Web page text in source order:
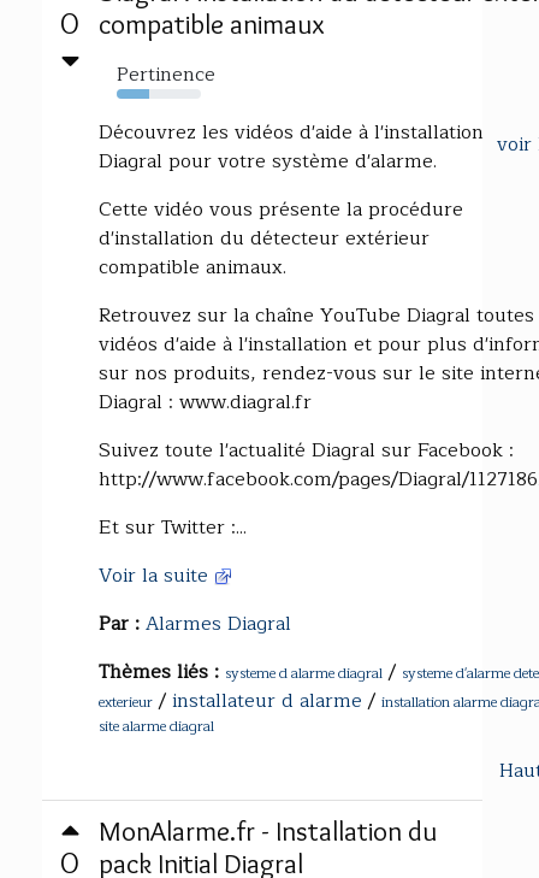
0
compatible animaux
Pertinence
39%
voir
Découvrez les vidéos d'aide à l'installation
Diagral pour votre système d'alarme.
Cette vidéo vous présente la procédure
d'installation du détecteur extérieur
compatible animaux.
Retrouvez sur la chaîne YouTube Diagral
vidéos d'aide à l'installation et pour plus
sur nos produits, rendez-vous sur le site
Diagral : www.diagral.fr
Suivez toute l'actualité Diagral sur Facebook :
http://www.facebook.com/pages/Diagral/
Et sur Twitter :...
Voir la suite
Par :Alarmes Diagral
Thèmes liés : systeme d alarme diagral / systeme d'alarme
exterieur /installateur d alarme/ installation alarme
site alarme diagral
0
MonAlarme.fr - Installation du
pack Initial Diagral